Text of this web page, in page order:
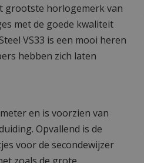
grootste horlogemerk van
met de goede kwaliteit
VS33 is een mooi heren
hebben zich laten
en is voorzien van
Opvallend is de
voor de secondewijzer